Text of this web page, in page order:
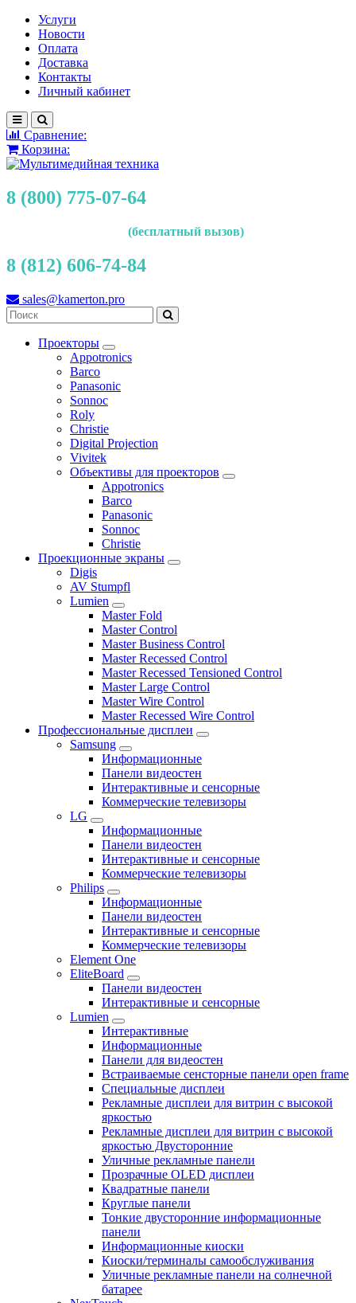
Услуги
Новости
Оплата
Доставка
Контакты
Личный кабинет
Сравнение:
Корзина:
8 (800) 775-07-64
(бесплатный вызов)
8 (812) 606-74-84
sales@kamerton.pro
Проекторы
Appotronics
Barco
Panasonic
Sonnoc
Roly
Christie
Digital Projection
Vivitek
Объективы для проекторов
Appotronics
Barco
Panasonic
Sonnoc
Сhristie
Проекционные экраны
Digis
AV Stumpfl
Lumien
Master Fold
Master Control
Master Business Control
Master Recessed Control
Master Recessed Tensioned Control
Master Large Control
Master Wire Control
Master Recessed Wire Control
Профессиональные дисплеи
Samsung
Информационные
Панели видеостен
Интерактивные и сенсорные
Коммерческие телевизоры
LG
Информационные
Панели видеостен
Интерактивные и сенсорные
Коммерческие телевизоры
Philips
Информационные
Панели видеостен
Интерактивные и сенсорные
Коммерческие телевизоры
Element One
EliteBoard
Панели видеостен
Интерактивные и сенсорные
Lumien
Интерактивные
Информационные
Панели для видеостен
Встраиваемые сенсторные панели open frame
Специальные дисплеи
Рекламные дисплеи для витрин с высокой
яркостью
Рекламные дисплеи для витрин с высокой
яркостью Двусторонние
Уличные рекламные панели
Прозрачные OLED дисплеи
Квадратные панели
Круглые панели
Тонкие двусторонние информационные
панели
Информационные киоски
Киоски/терминалы самообслуживания
Уличные рекламные панели на солнечной
батарее